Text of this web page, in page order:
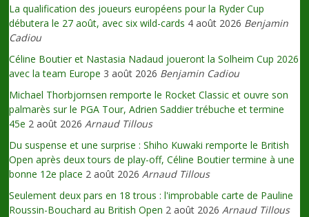
La qualification des joueurs européens pour la Ryder Cup
débutera le 27 août, avec six wild-cards 4 août 2026 Benjamin
Cadiou
Céline Boutier et Nastasia Nadaud joueront la Solheim Cup 2026
avec la team Europe 3 août 2026 Benjamin Cadiou
Michael Thorbjornsen remporte le Rocket Classic et ouvre son
palmarès sur le PGA Tour, Adrien Saddier trébuche et termine
45e 2 août 2026 Arnaud Tillous
Du suspense et une surprise : Shiho Kuwaki remporte le British
Open après deux tours de play-off, Céline Boutier termine à une
bonne 12e place 2 août 2026 Arnaud Tillous
Seulement deux pars en 18 trous : l'improbable carte de Pauline
Roussin-Bouchard au British Open 2 août 2026 Arnaud Tillous